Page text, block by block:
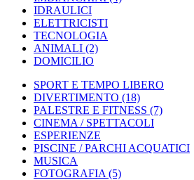
IDRAULICI
ELETTRICISTI
TECNOLOGIA
ANIMALI (2)
DOMICILIO
SPORT E TEMPO LIBERO
DIVERTIMENTO (18)
PALESTRE E FITNESS (7)
CINEMA / SPETTACOLI
ESPERIENZE
PISCINE / PARCHI ACQUATICI
MUSICA
FOTOGRAFIA (5)